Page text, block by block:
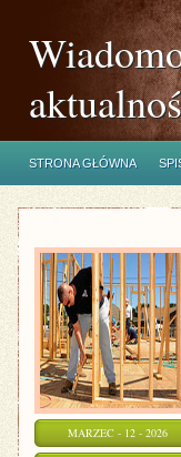
STRONA GŁÓWNA
MARZEC - 12 - 2026